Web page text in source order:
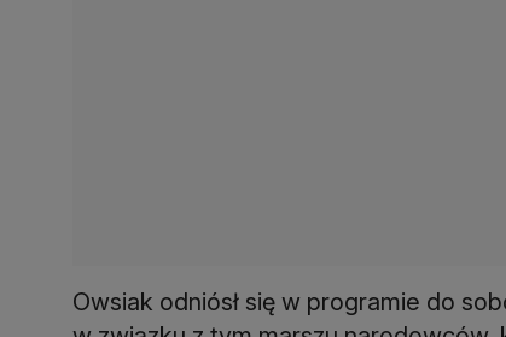
Owsiak odniósł się w programie do